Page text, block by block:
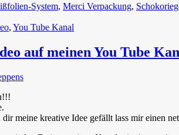
System, Merci Verpackung,
, You Tube Kanal
auf meinen You Tube
meine kreative Idee gefällt lass mir einen